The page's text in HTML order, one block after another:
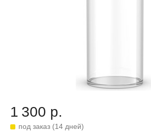
1 300 р.
под заказ (14 дней)